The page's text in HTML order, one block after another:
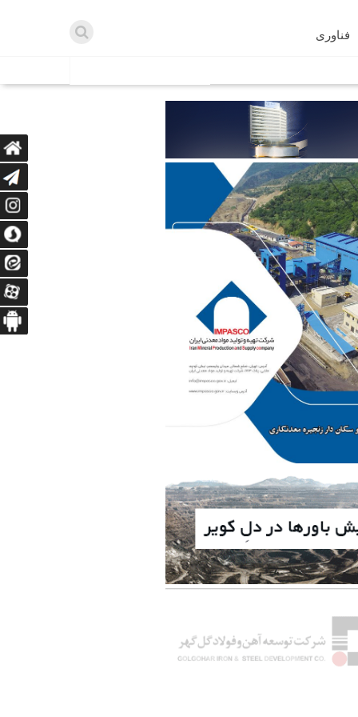
فناوری
دریافت می‌کنند